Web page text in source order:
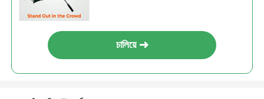
চালিয়ে